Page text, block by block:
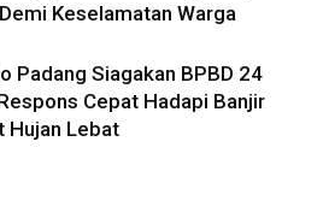
Keselamatan Warga
Padang Siagakan BPBD 24
Cepat Hadapi Banjir
Hujan Lebat